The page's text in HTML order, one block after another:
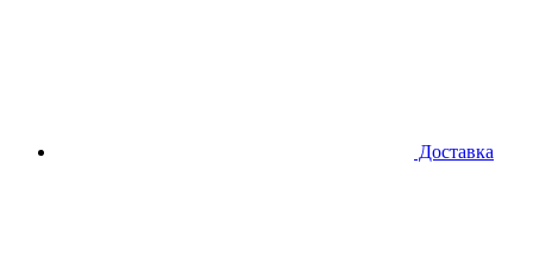
Доставка